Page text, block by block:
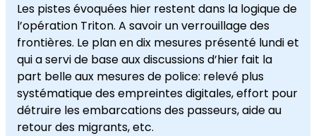
Les pistes évoquées hier restent dans la logique de
l’opération Triton. A savoir un verrouillage des
frontières. Le plan en dix mesures présenté lundi et
qui a servi de base aux discussions d’hier fait la
part belle aux mesures de police: relevé plus
systématique des empreintes digitales, effort pour
détruire les embarcations des passeurs, aide au
retour des migrants, etc.